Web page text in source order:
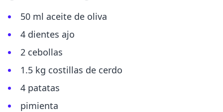
50 ml aceite de oliva
4 dientes ajo
2 cebollas
1.5 kg costillas de cerdo
4 patatas
pimienta